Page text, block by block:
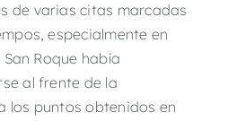
de varias citas marcadas
especialmente en
Roque había
al frente de la
los puntos obtenidos en